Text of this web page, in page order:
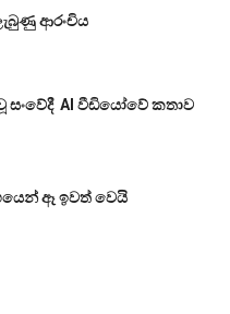
ආරංචිය
AI වීඩියෝවේ කතාව
ඈ ඉවත් වෙයි